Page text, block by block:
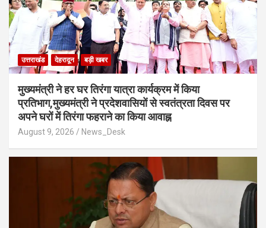
उत्तराखंड देहरादून बड़ी खबर
मुख्यमंत्री ने हर घर तिरंगा यात्रा कार्यक्रम में किया
प्रतिभाग,मुख्यमंत्री ने प्रदेशवासियों से स्वतंत्रता दिवस पर
अपने घरों में तिरंगा फहराने का किया आवाह्न
August 9, 2026 News_Desk